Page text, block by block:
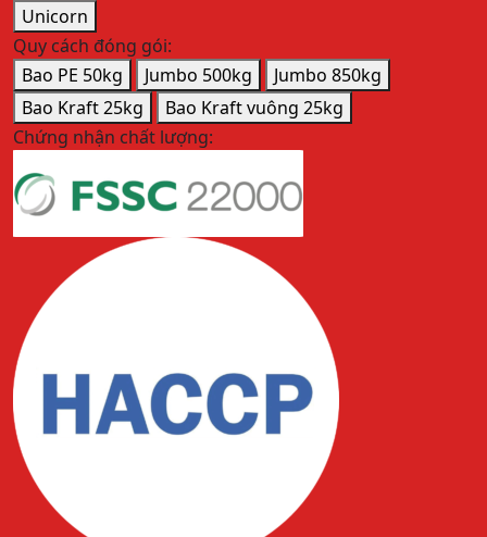
Unicorn
Quy cách đóng gói:
Bao PE 50kg
Jumbo 500kg
Jumbo 850kg
Bao Kraft 25kg
Bao Kraft vuông 25kg
Chứng nhận chất lượng: